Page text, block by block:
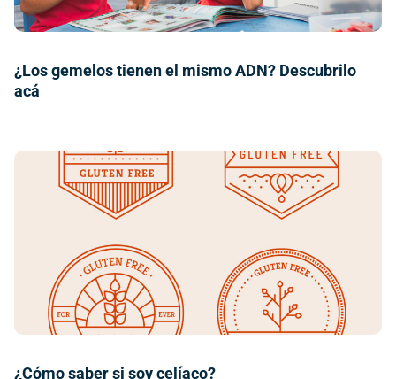
¿Los gemelos tienen el mismo ADN? Descubrilo
acá
¿Cómo saber si soy celíaco?